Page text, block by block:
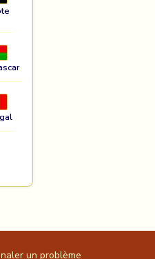
un problème